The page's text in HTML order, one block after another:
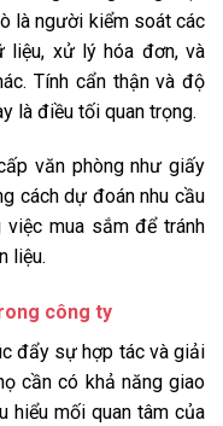
là người kiểm soát các
liệu, xử lý hóa đơn, và
Tính cẩn thận và độ
là điều tối quan trọng.
văn phòng như giấy
cách dự đoán nhu cầu
mua sắm để tránh
liệu.
công ty
đẩy sự hợp tác và giải
cần có khả năng giao
hiểu mối quan tâm của